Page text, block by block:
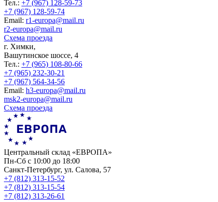
Тел.: +7 (967) 128-59-73
+7 (967) 128-59-74
Еmail: r1-europa@mail.ru
r2-europa@mail.ru
Схема проезда
г. Химки,
Вашутинское шоссе, 4
Тел.: +7 (965) 108-80-66
+7 (965) 232-30-21
+7 (967) 564-34-56
Еmail: h3-europa@mail.ru
msk2-europa@mail.ru
Схема проезда
Центральный склад «ЕВРОПА»
Пн-Сб с 10:00 до 18:00
Санкт-Петербург, ул. Салова, 57
+7 (812) 313-15-52
+7 (812) 313-15-54
+7 (812) 313-26-61